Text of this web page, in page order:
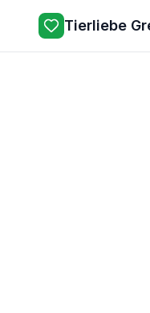
Tierliebe